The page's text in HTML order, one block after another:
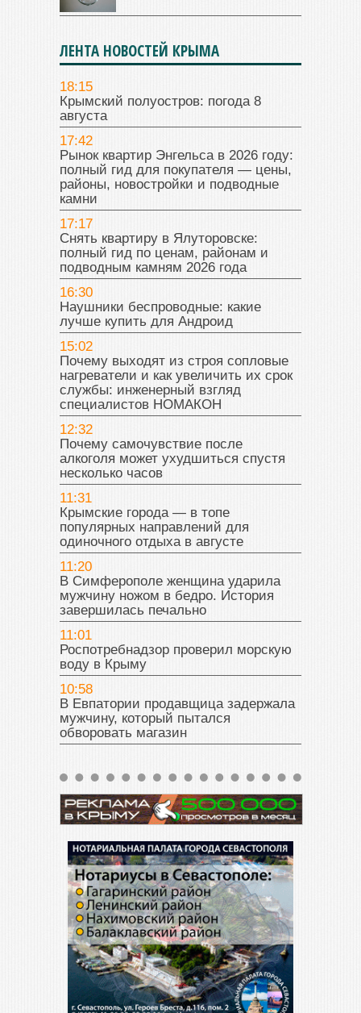
ЛЕНТА НОВОСТЕЙ КРЫМА
18:15
Крымский полуостров: погода 8
августа
17:42
Рынок квартир Энгельса в 2026 году:
полный гид для покупателя — цены,
районы, новостройки и подводные
камни
17:17
Снять квартиру в Ялуторовске:
полный гид по ценам, районам и
подводным камням 2026 года
16:30
Наушники беспроводные: какие
лучше купить для Андроид
15:02
Почему выходят из строя сопловые
нагреватели и как увеличить их срок
службы: инженерный взгляд
специалистов НОМАКОН
12:32
Почему самочувствие после
алкоголя может ухудшиться спустя
несколько часов
11:31
Крымские города — в топе
популярных направлений для
одиночного отдыха в августе
11:20
В Симферополе женщина ударила
мужчину ножом в бедро. История
завершилась печально
11:01
Роспотребнадзор проверил морскую
воду в Крыму
10:58
В Евпатории продавщица задержала
мужчину, который пытался
обворовать магазин